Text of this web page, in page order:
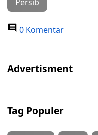
0 Komentar
Tag Populer